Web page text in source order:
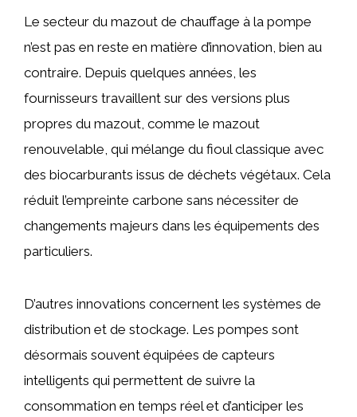
Le secteur du mazout de chauffage à la pompe
n’est pas en reste en matière d’innovation, bien au
contraire. Depuis quelques années, les
fournisseurs travaillent sur des versions plus
propres du mazout, comme le mazout
renouvelable, qui mélange du fioul classique avec
des biocarburants issus de déchets végétaux. Cela
réduit l’empreinte carbone sans nécessiter de
changements majeurs dans les équipements des
particuliers.
D’autres innovations concernent les systèmes de
distribution et de stockage. Les pompes sont
désormais souvent équipées de capteurs
intelligents qui permettent de suivre la
consommation en temps réel et d’anticiper les